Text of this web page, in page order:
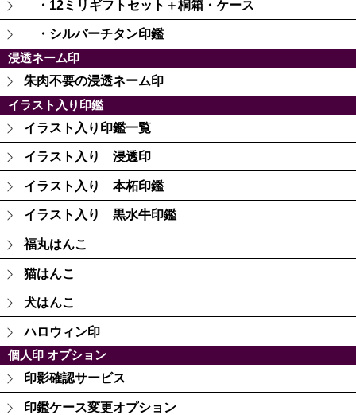
・12ミリギフトセット＋桐箱・ケース
・シルバーチタン印鑑
浸透ネーム印
朱肉不要の浸透ネーム印
イラスト入り印鑑
イラスト入り印鑑一覧
イラスト入り 浸透印
イラスト入り 本柘印鑑
イラスト入り 黒水牛印鑑
福丸はんこ
猫はんこ
犬はんこ
ハロウィン印
個人印 オプション
印影確認サービス
印鑑ケース変更オプション